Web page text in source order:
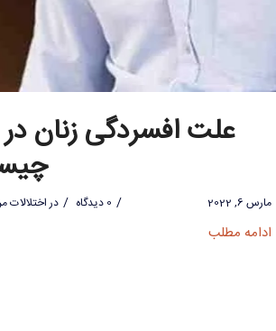
علت افسردگی زنان
مارس 6, 2022 / 0 دیدگاه / دراختلالات
ادامه مطلب